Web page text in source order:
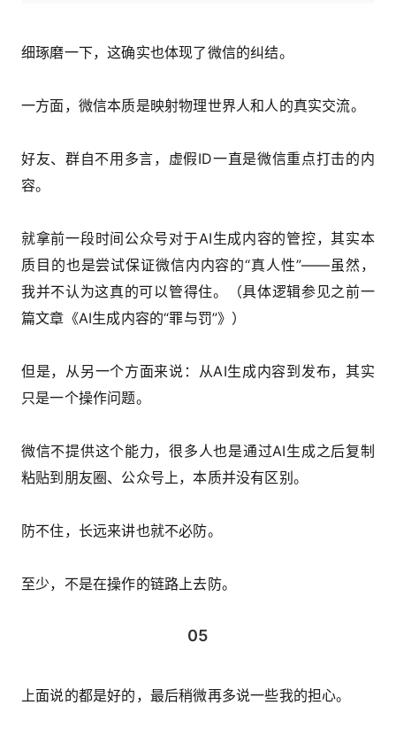
细琢磨一下，这确实也体现了微信的纠结。
一方面，微信本质是映射物理世界人和人的真实交流。
好友、群自不用多言，虚假ID一直是微信重点打击的内
容。
就拿前一段时间公众号对于AI生成内容的管控，其实本
质目的也是尝试保证微信内内容的“真人性”——虽然，
我并不认为这真的可以管得住。（具体逻辑参见之前一
篇文章 《AI生成内容的“罪与罚”》 ）
但是，从另一个方面来说：从AI生成内容到发布，其实
只是一个操作问题。
微信不提供这个能力，很多人也是通过AI生成之后复制
粘贴到朋友圈、公众号上，本质并没有区别。
防不住，长远来讲也就不必防。
至少，不是在操作的链路上去防。
05
上面说的都是好的，最后稍微再多说一些我的担心。